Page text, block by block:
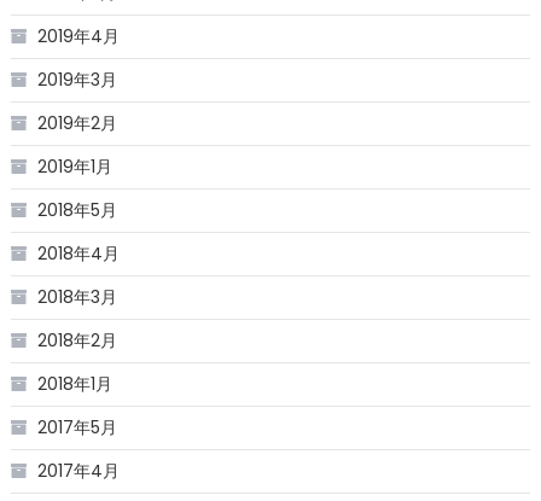
2019年4月
2019年3月
2019年2月
2019年1月
2018年5月
2018年4月
2018年3月
2018年2月
2018年1月
2017年5月
2017年4月